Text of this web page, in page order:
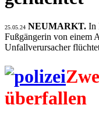
25.05.24 NEUMARKT. In
Fußgängerin von einem
Unfallverursacher
überfallen